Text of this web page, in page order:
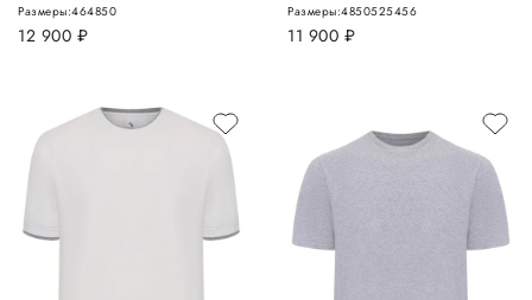
12 900 руб.
Размеры:464850
11 900 руб.
Размеры:4850525456